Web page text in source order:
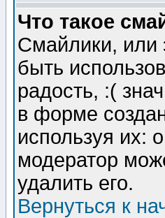
Что такое
Смайлики, или
быть
радость, :(
в форме
используя их:
модератор
удалить его.
Вернуться к